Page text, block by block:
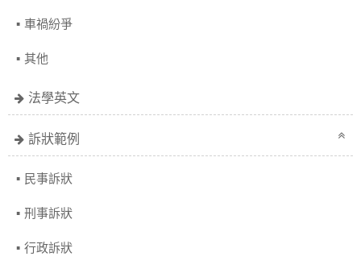
車禍紛爭
其他
法學英文
訴狀範例
民事訴狀
刑事訴狀
行政訴狀